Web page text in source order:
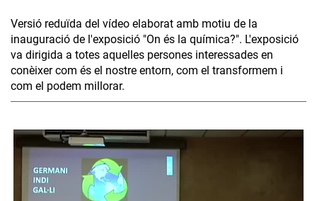
Versió reduïda del vídeo elaborat amb motiu de la
inauguració de l'exposició "On és la química?". L'exposició
va dirigida a totes aquelles persones interessades en
conèixer com és el nostre entorn, com el transformem i
com el podem millorar.